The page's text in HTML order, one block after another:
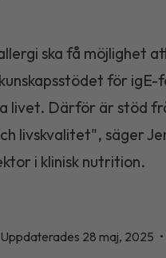
ska få möjlighet
för
livet. Därför är stöd
livskvalitet", säger
i klinisk nutrition.
Uppdaterades 28 maj, 2025 •